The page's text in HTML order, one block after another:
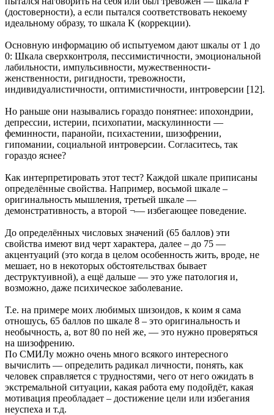
(достоверности), а если пытался соответствовать некоему
идеальному образу, то шкала K (коррекции).
Основную информацию об испытуемом дают шкалы от 1 до
0: Шкала сверхконтроля, пессимистичности, эмоциональной
лабильности, импульсивности, мужественности-
женственности, ригидности, тревожности,
индивидуалистичности, оптимистичности, интроверсии [12].
Но раньше они назывались гораздо понятнее: ипохондрии,
депрессии, истерии, психопатии, маскулинности —
феминности, паранойи, психастении, шизофрении,
гипомании, социальной интроверсии. Согласитесь, так
гораздо яснее?
Как интерпретировать этот тест? Каждой шкале приписаны
определённые свойства. Например, восьмой шкале –
оригинальность мышления, третьей шкале —
демонстративность, а второй ¬— избегающее поведение.
До определённых числовых значений (65 баллов) эти
свойства имеют вид черт характера, далее – до 75 —
акцентуаций (это когда в целом особенность жить, вроде, не
мешает, но в некоторых обстоятельствах бывает
деструктуивной), а ещё дальше — это уже патология и,
возможно, даже психическое заболевание.
Т.е. на примере моих любимых шизоидов, к коим я сама
отношусь, 65 баллов по шкале 8 – это оригинальность и
необычность, а, вот 80 по ней же, — это нужно проверяться
на шизофрению.
По СМИЛу можно очень много всякого интересного
вычислить — определить радикал личности, понять, как
человек справляется с трудностями, чего от него ожидать в
экстремальной ситуации, какая работа ему подойдёт, какая
мотивация преобладает – достижение цели или избегания
неуспеха и т.д.